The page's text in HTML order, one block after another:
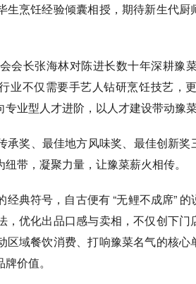
生烹饪经验倾囊相授，期待新生代
会长张海林对陈进长数十年深耕豫
业不仅需要手艺人钻研烹饪技艺，
业型人才进阶，以人才建设带动豫
奖、最佳地方风味奖、最佳创新
带，凝聚力量，让豫菜薪火相传。
典符号，自古便有 “无鲤不成席”
，优化出品口感与卖相，不仅创下
区域餐饮消费、打响豫菜名气的核
价值。